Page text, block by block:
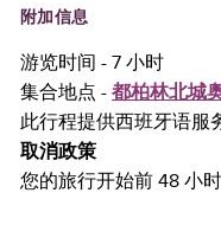
附加信息
游览时间 - 7 小时
集合地点 - 都柏林北城
此行程提供西班牙语服
取消政策
您的旅行开始前 48 小